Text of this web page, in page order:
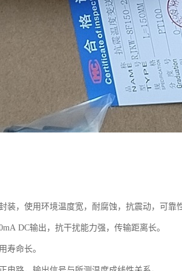
装，使用环境温度宽，耐腐蚀，抗震动，可靠
DC输出，抗干扰能力强，传输距离长。
寿命长。